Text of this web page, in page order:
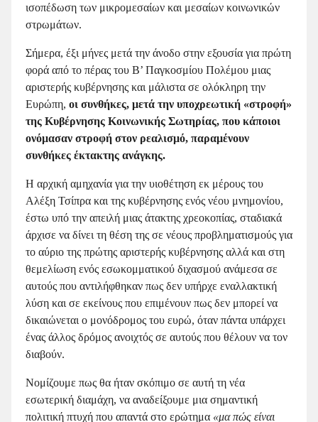
ισοπέδωση των μικρομεσαίων και μεσαίων κοινωνικών
στρωμάτων.
Σήμερα, έξι μήνες μετά την άνοδο στην εξουσία για πρώτη
φορά από το πέρας του Β’ Παγκοσμίου Πολέμου μιας
αριστερής κυβέρνησης και μάλιστα σε ολόκληρη την
Ευρώπη, οι συνθήκες, μετά την υποχρεωτική «στροφή»
της Κυβέρνησης Κοινωνικής Σωτηρίας, που κάποιοι
ονόμασαν στροφή στον ρεαλισμό, παραμένουν
συνθήκες έκτακτης ανάγκης.
Η αρχική αμηχανία για την υιοθέτηση εκ μέρους του
Αλέξη Τσίπρα και της κυβέρνησης ενός νέου μνημονίου,
έστω υπό την απειλή μιας άτακτης χρεοκοπίας, σταδιακά
άρχισε να δίνει τη θέση της σε νέους προβληματισμούς για
το αύριο της πρώτης αριστερής κυβέρνησης αλλά και στη
θεμελίωση ενός εσωκομματικού διχασμού ανάμεσα σε
αυτούς που αντιλήφθηκαν πως δεν υπήρχε εναλλακτική
λύση και σε εκείνους που επιμένουν πως δεν μπορεί να
δικαιώνεται ο μονόδρομος του ευρώ, όταν πάντα υπάρχει
ένας άλλος δρόμος ανοιχτός σε αυτούς που θέλουν να τον
διαβούν.
Νομίζουμε πως θα ήταν σκόπιμο σε αυτή τη νέα
εσωτερική διαμάχη, να αναδείξουμε μια σημαντική
πολιτική πτυχή που απαντά στο ερώτημα «μα πώς είναι